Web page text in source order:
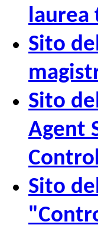
laurea
Sito
Sito
Agent
Sito